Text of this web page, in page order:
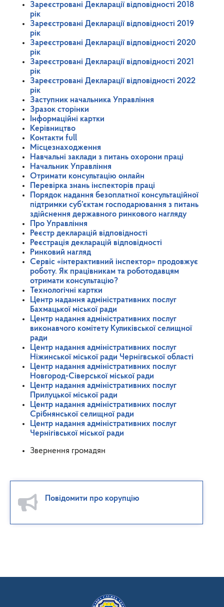
Зареєстровані Декларації відповідності 2018
рік
Зареєстровані Декларації відповідності 2019
рік
Зареєстровані Декларації відповідності 2020
рік
Зареєстровані Декларації відповідності 2021
рік
Зареєстровані Декларації відповідності 2022
рік
Заступник начальника Управління
Зразок сторінки
Інформаційні картки
Керівництво
Контакти full
Місцезнаходження
Навчальні заклади з питань охорони праці
Начальник Управління
Отримати консультацію онлайн
Перевірка знань інспекторів праці
Порядок надання безоплатної консультаційної
підтримки суб’єктам господарювання з питань
здійснення державного ринкового нагляду
Про Управління
Реєстр декларацій відповідності
Реєстрація декларацій відповідності
Ринковий нагляд
Сервіс «інтерактивний інспектор» продовжує
роботу. Як працівникам та роботодавцям
отримати консультацію?
Технологічні картки
Центр надання адміністративних послуг
Бахмацької міської ради
Центр надання адміністративних послуг
виконавчого комітету Куликівської селищної
ради
Центр надання адміністративних послуг
Ніжинської міської ради Чернігвської області
Центр надання адміністративних послуг
Новгород-Сіверської міської ради
Центр надання адміністративних послуг
Прилуцької міської ради
Центр надання адміністративних послуг
Срібнянської селищної ради
Центр надання адміністративних послуг
Чернігівської міської ради
Звернення громадян
Повідомити про корупцію